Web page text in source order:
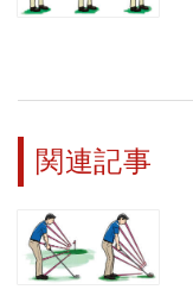
関連記事